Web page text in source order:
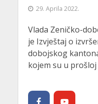
29. Aprila 2022.
Vlada Zeničko-
je Izvještaj o
dobojskog
kojem su u